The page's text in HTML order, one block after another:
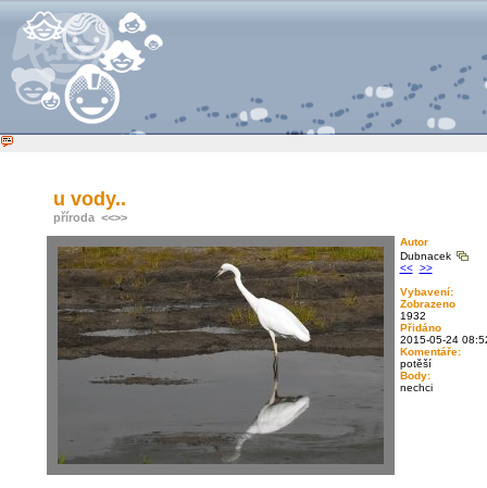
u vody..
příroda <<>>
Autor
Dubnacek
<< >>
Vybavení:
Zobrazeno
1932
Přidáno
2015-05-24
Komentáře:
potěší
Body:
nechci